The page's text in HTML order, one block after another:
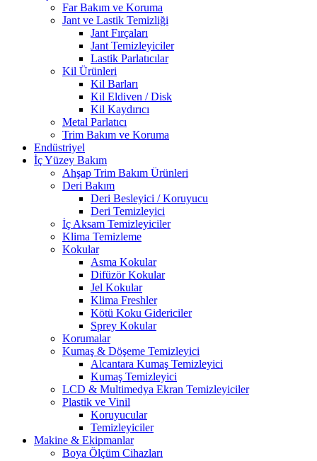
Far Bakım ve Koruma
Jant ve Lastik Temizliği
Jant Fırçaları
Jant Temizleyiciler
Lastik Parlatıcılar
Kil Ürünleri
Kil Barları
Kil Eldiven / Disk
Kil Kaydırıcı
Metal Parlatıcı
Trim Bakım ve Koruma
Endüstriyel
İç Yüzey Bakım
Ahşap Trim Bakım Ürünleri
Deri Bakım
Deri Besleyici / Koruyucu
Deri Temizleyici
İç Aksam Temizleyiciler
Klima Temizleme
Kokular
Asma Kokular
Difüzör Kokular
Jel Kokular
Klima Freshler
Kötü Koku Gidericiler
Sprey Kokular
Korumalar
Kumaş & Döşeme Temizleyici
Alcantara Kumaş Temizleyici
Kumaş Temizleyici
LCD & Multimedya Ekran Temizleyiciler
Plastik ve Vinil
Koruyucular
Temizleyiciler
Makine & Ekipmanlar
Boya Ölçüm Cihazları